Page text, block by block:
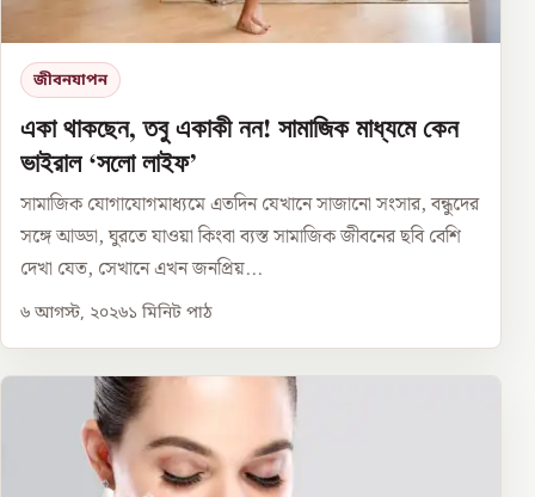
জীবনযাপন
একা থাকছেন, তবু একাকী নন! সামাজিক মাধ্যমে কেন
ভাইরাল ‘সলো লাইফ’
সামাজিক যোগাযোগমাধ্যমে এতদিন যেখানে সাজানো সংসার, বন্ধুদের
সঙ্গে আড্ডা, ঘুরতে যাওয়া কিংবা ব্যস্ত সামাজিক জীবনের ছবি বেশি
দেখা যেত, সেখানে এখন জনপ্রিয়...
৬ আগস্ট, ২০২৬১ মিনিট পাঠ